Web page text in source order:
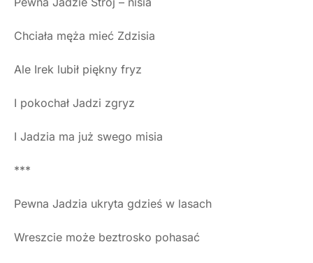
Chciała męża mieć Zdzisia
Ale Irek lubił piękny fryz
I pokochał Jadzi zgryz
I Jadzia ma już swego misia
***
Pewna Jadzia ukryta gdzieś w lasach
Wreszcie może beztrosko pohasać